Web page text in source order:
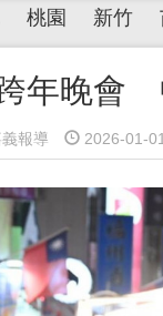
桃園 新竹
年晚會
報導 2026-01-